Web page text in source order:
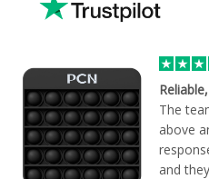
The
above
and